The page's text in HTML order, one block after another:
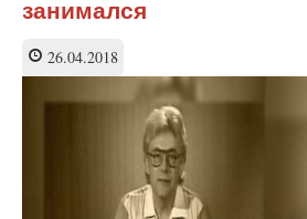
интернет-
занимался
26.04.2018